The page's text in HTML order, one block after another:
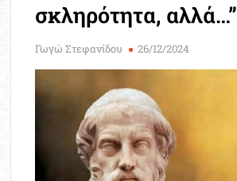
σκληρότητα, αλλά…”
Γωγώ Στεφανίδου 26/12/2024